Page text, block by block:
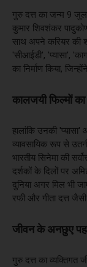
गुरु दत्त का जन्म 9
कुमार शिवशंकर
साथ अपने करियर की
'सीआईडी', 'प्यासा',
का निर्माण किया,
कालजयी फिल्मों
हालांकि उनकी
व्यावसायिक रूप से
भारतीय सिनेमा की
दर्शकों के दिलों पर
दुनिया अगर मिल भी
रफी और गीता दत्त
जीवन के अनछुए
गुरु दत्त का व्यक्तिगत